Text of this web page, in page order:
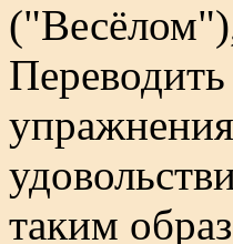
таким